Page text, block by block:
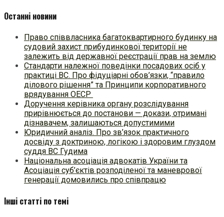
Останні новини
Право співвласника багатоквартирного будинку на
судовий захист прибудинкової території не
залежить від державної реєстрації прав на землю
Стандарти належної поведінки посадових осіб у
практиці ВC. Про фідуціарні обов’язки, “правило
ділового рішення” та Принципи корпоративного
врядування ОЕСР
Доручення керівника органу розслідування
прирівнюється до постанови — докази, отримані
дізнавачем, залишаються допустимими
Юридичний аналіз. Про зв’язок практичного
досвіду з доктриною, логікою і здоровим глуздом
суддя ВС Гудима
Національна асоціація адвокатів України та
Асоціація суб’єктів розподіленої та маневрової
генерації домовились про співпрацю
Інші статті по темі